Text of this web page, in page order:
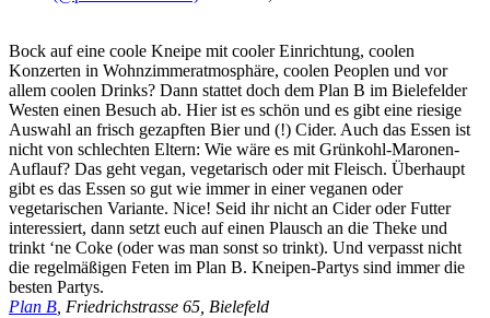
Bock auf eine coole Kneipe mit cooler Einrichtung, coolen
Konzerten in Wohnzimmeratmosphäre, coolen Peoplen und vor
allem coolen Drinks? Dann stattet doch dem Plan B im Bielefelder
Westen einen Besuch ab. Hier ist es schön und es gibt eine riesige
Auswahl an frisch gezapften Bier und (!) Cider. Auch das Essen ist
nicht von schlechten Eltern: Wie wäre es mit Grünkohl-Maronen-
Auflauf? Das geht vegan, vegetarisch oder mit Fleisch. Überhaupt
gibt es das Essen so gut wie immer in einer veganen oder
vegetarischen Variante. Nice! Seid ihr nicht an Cider oder Futter
interessiert, dann setzt euch auf einen Plausch an die Theke und
trinkt ‘ne Coke (oder was man sonst so trinkt). Und verpasst nicht
die regelmäßigen Feten im Plan B. Kneipen-Partys sind immer die
besten Partys.
Plan B , Friedrichstrasse 65, Bielefeld